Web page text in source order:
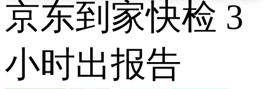
京东到家快检 3
小时出报告